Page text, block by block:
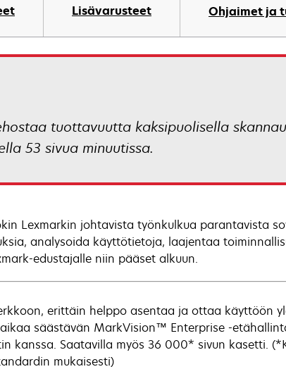
Lisävarusteet Ohjaimet ja
tuottavuutta kaksipuolisella
53 sivua minuutissa.
Lexmarkin johtavista työnkulkua parantavista
analysoida käyttötietoja, laajentaa
edustajalle niin pääset alkuun.
erittäin helppo asentaa ja ottaa käyttöön
säästävän MarkVision™ Enterprise -
kanssa. Saatavilla myös 36 000* sivun kasetti.
mukaisesti)